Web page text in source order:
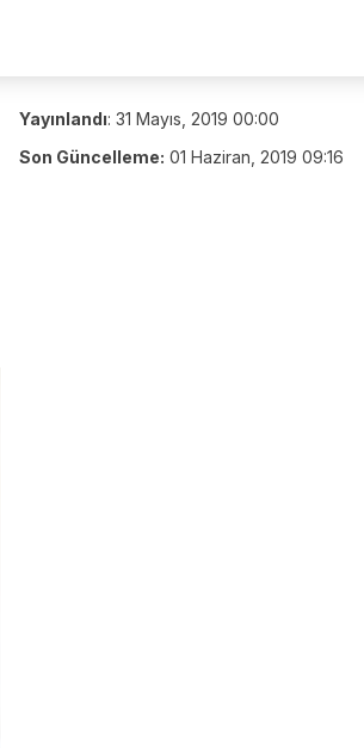
Yayınlandı: 31 Mayıs, 2019 00:00
Son Güncelleme: 01 Haziran, 2019 09:16